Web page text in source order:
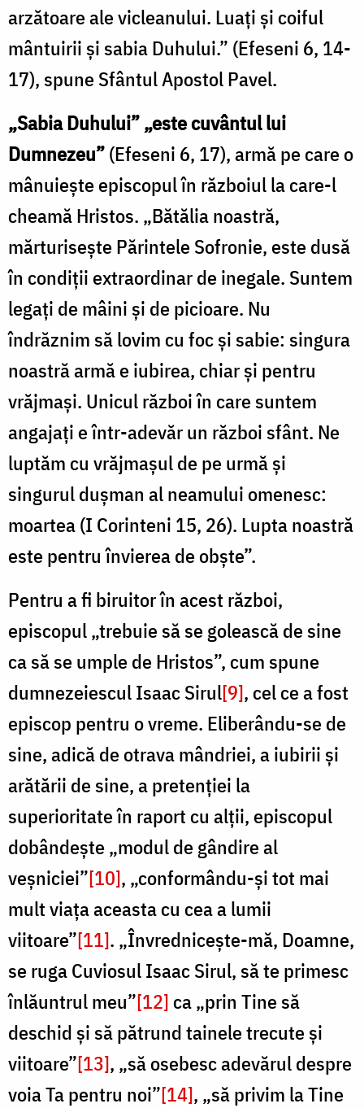
arzătoare ale vicleanului. Luaţi şi coiful
mântuirii şi sabia Duhului.” (Efeseni 6, 14-
17), spune Sfântul Apostol Pavel.
„Sabia Duhului” „este cuvântul lui
Dumnezeu”(Efeseni 6, 17), armă pe care o
mânuiește episcopul în războiul la care-l
cheamă Hristos. „Bătălia noastră,
mărturisește Părintele Sofronie, este dusă
în condiții extraordinar de inegale. Suntem
legați de mâini și de picioare. Nu
îndrăznim să lovim cu foc și sabie: singura
noastră armă e iubirea, chiar și pentru
vrăjmași. Unicul război în care suntem
angajați e într-adevăr un război sfânt. Ne
luptăm cu vrăjmașul de pe urmă și
singurul dușman al neamului omenesc:
moartea (I Corinteni 15, 26). Lupta noastră
este pentru învierea de obște”.
Pentru a fi biruitor în acest război,
episcopul „trebuie să se golească de sine
ca să se umple de Hristos”, cum spune
dumnezeiescul Isaac Sirul[9], cel ce a fost
episcop pentru o vreme. Eliberându-se de
sine, adică de otrava mândriei, a iubirii și
arătării de sine, a pretenției la
superioritate în raport cu alții, episcopul
dobândește „modul de gândire al
veșniciei”[10], „conformându-și tot mai
mult viața aceasta cu cea a lumii
viitoare”[11]. „Învrednicește-mă, Doamne,
se ruga Cuviosul Isaac Sirul, să te primesc
înlăuntrul meu”[12] ca „prin Tine să
deschid și să pătrund tainele trecute și
viitoare”[13], „să osebesc adevărul despre
voia Ta pentru noi”[14], „să privim la Tine